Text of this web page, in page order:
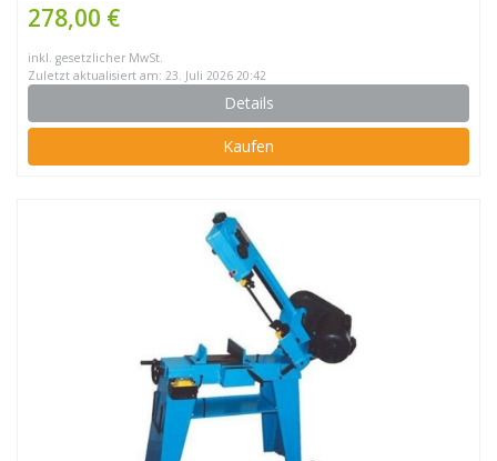
278,00 €
inkl. gesetzlicher MwSt.
Zuletzt aktualisiert am: 23. Juli 2026 20:42
Details
Kaufen